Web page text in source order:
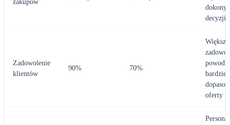
zakupów
decyzji
Zadowolenie
klientów
90% 70%
Większe
powodu
bardziej
oferty